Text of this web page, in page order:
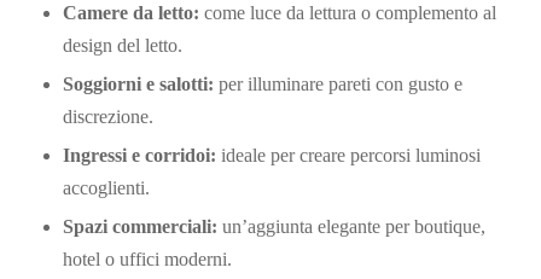
Camere da letto: come luce da lettura o complemento al
design del letto.
Soggiorni e salotti: per illuminare pareti con gusto e
discrezione.
Ingressi e corridoi: ideale per creare percorsi luminosi
accoglienti.
Spazi commerciali: un’aggiunta elegante per boutique,
hotel o uffici moderni.